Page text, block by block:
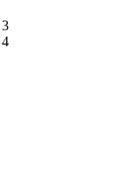
3
4